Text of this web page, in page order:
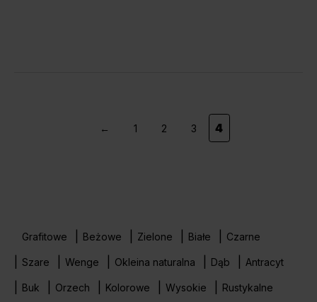
← 1 2 3 4
Grafitowe Beżowe Zielone Białe Czarne
Szare Wenge Okleina naturalna Dąb Antracyt
Buk Orzech Kolorowe Wysokie Rustykalne